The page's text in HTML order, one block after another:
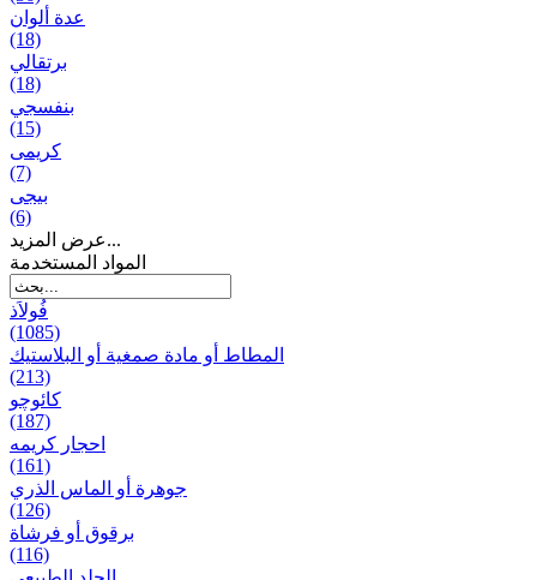
عدة ألوان
(18)
برتقالي
(18)
بنفسجي
(15)
کریمی
(7)
بيجی
(6)
عرض المزيد...
المواد المستخدمة
فُولاَذ
(1085)
المطاط أو مادة صمغية أو البلاستيك
(213)
کائوچو
(187)
احجار کریمه
(161)
جوهرة أو الماس الذري
(126)
برقوق أو فرشاة
(116)